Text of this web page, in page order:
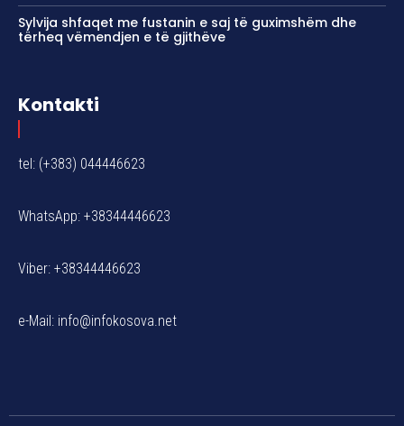
Sylvija shfaqet me fustanin e saj të guximshëm dhe
tërheq vëmendjen e të gjithëve
Kontakti
tel: (+383) 044446623
WhatsApp: +38344446623
Viber: +38344446623
e-Mail: info@infokosova.net